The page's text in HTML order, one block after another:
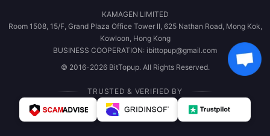
KAMAGEN LIMITED
Room 1508, 15/F, Grand Plaza Office Tower II, 625 Nathan Road, Mong Kok,
Kowloon, Hong Kong
BUSINESS COOPERATION: ibittopup@gmail.com
© 2016-2026 BitTopup. All Rights Reserved.
TRUSTED & VERIFIED BY